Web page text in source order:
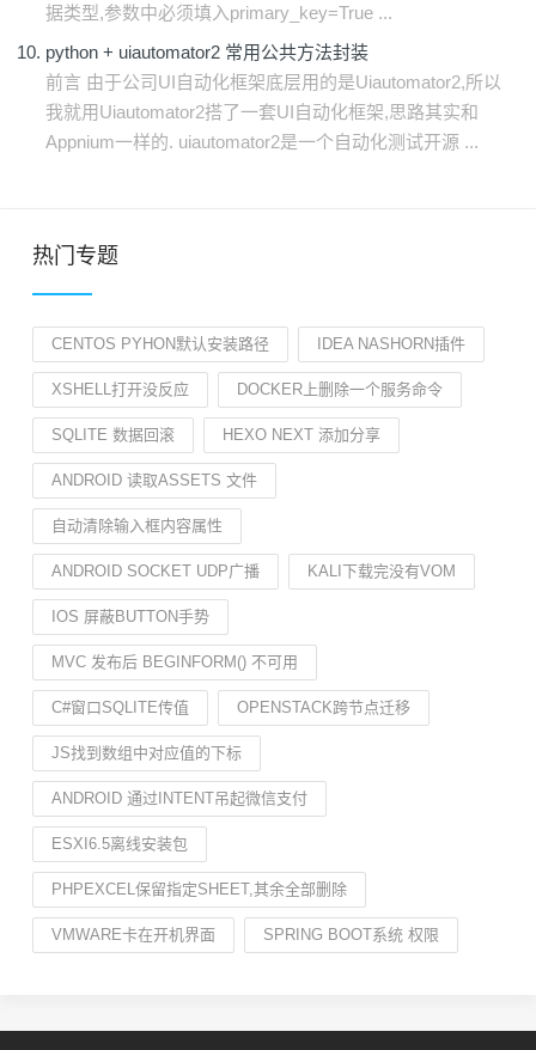
据类型,参数中必须填入primary_key=True ...
python + uiautomator2 常用公共方法封装
前言 由于公司UI自动化框架底层用的是Uiautomator2,所以
我就用Uiautomator2搭了一套UI自动化框架,思路其实和
Appnium一样的. uiautomator2是一个自动化测试开源 ...
热门专题
CENTOS PYHON默认安装路径 IDEA NASHORN插件
XSHELL打开没反应 DOCKER上删除一个服务命令
SQLITE 数据回滚 HEXO NEXT 添加分享
ANDROID 读取ASSETS 文件
自动清除输入框内容属性
ANDROID SOCKET UDP广播 KALI下载完没有VOM
IOS 屏蔽BUTTON手势
MVC 发布后 BEGINFORM() 不可用
C#窗口SQLITE传值 OPENSTACK跨节点迁移
JS找到数组中对应值的下标
ANDROID 通过INTENT吊起微信支付
ESXI6.5离线安装包
PHPEXCEL保留指定SHEET,其余全部删除
VMWARE卡在开机界面 SPRING BOOT系统 权限